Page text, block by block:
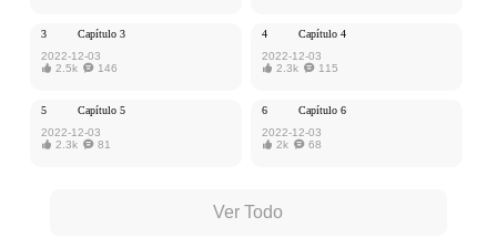
3
Capítulo 3
2022-12-03
 2.5k 146
4
Capítulo 4
2022-12-03
 2.3k 115
5
Capítulo 5
2022-12-03
 2.3k 81
6
Capítulo 6
2022-12-03
 2k 68
Ver Todo